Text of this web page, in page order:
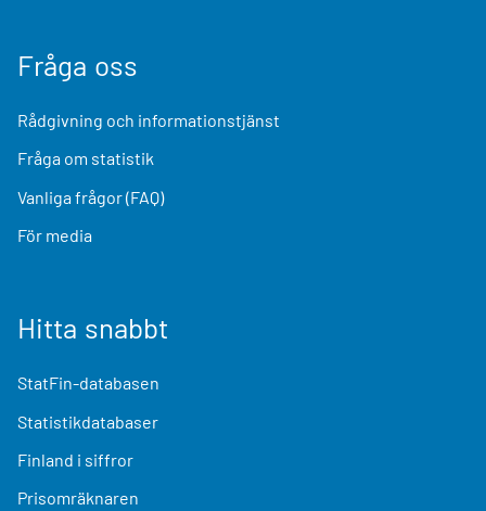
Fråga oss
Rådgivning och informationstjänst
Fråga om statistik
Vanliga frågor (FAQ)
För media
Hitta snabbt
StatFin-databasen
Statistikdatabaser
Finland i siffror
Prisomräknaren